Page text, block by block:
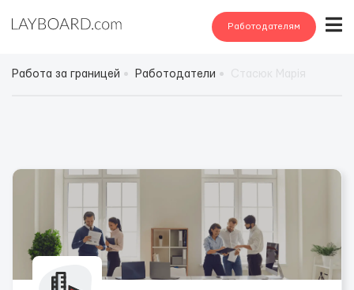
Работодателям
Работа за границей Работодатели